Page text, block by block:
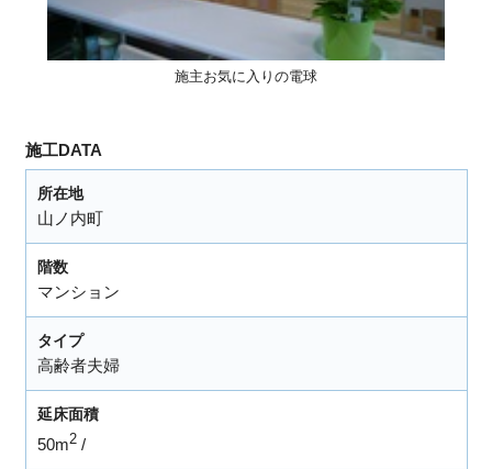
施主お気に入りの電球
施工DATA
所在地
山ノ内町
階数
マンション
タイプ
高齢者夫婦
延床面積
50m2